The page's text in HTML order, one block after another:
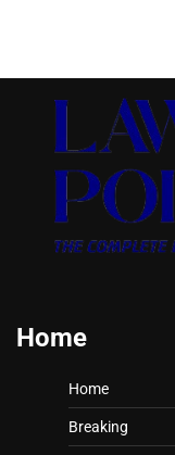
Home
Home
Breaking